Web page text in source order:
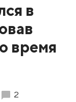
в
время
2